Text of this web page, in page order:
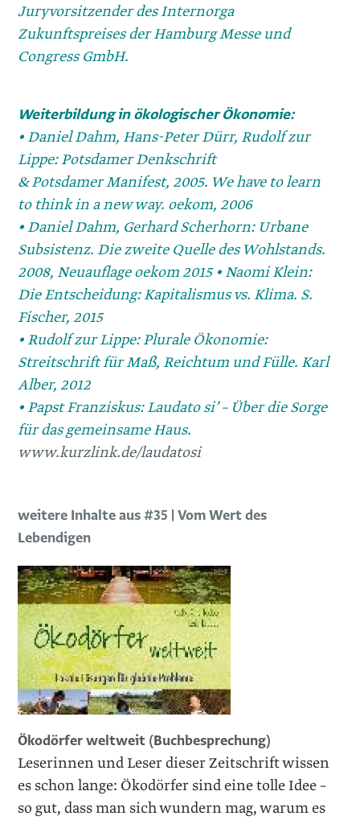
Juryvorsitzender des Internorga
Zukunftspreises der Hamburg Messe und
Congress GmbH.
Weiterbildung in ökologischer Ökonomie:
•Daniel Dahm, Hans-Peter Dürr, Rudolf zur
Lippe: Potsdamer Denkschrift
& Potsdamer Manifest, 2005. We have to learn
to think in a new way. oekom, 2006
• Daniel Dahm, Gerhard Scherhorn: Urbane
Subsistenz. Die zweite Quelle des Wohlstands.
2008, Neuauflage oekom 2015 • Naomi Klein:
Die Entscheidung: Kapitalismus vs. Klima. S.
Fischer, 2015
• Rudolf zur Lippe: Plurale ­Ökonomie:
Streitschrift für Maß, Reichtum und Fülle. Karl
Alber, 2012
• Papst Franziskus: Laudato si’ – Über die Sorge
für das gemeinsame Haus.
www.kurzlink.de/laudatosi
weitere Inhalte aus #35 | Vom Wert des
Lebendigen
Ökodörfer weltweit (Buchbesprechung)
Leserinnen und Leser dieser Zeitschrift wissen
es schon lange: Ökodörfer sind eine tolle Idee –
so gut, dass man sich wundern mag, warum es